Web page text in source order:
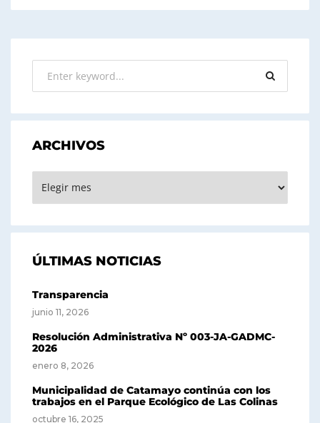
ARCHIVOS
ÚLTIMAS NOTICIAS
Transparencia
junio 11, 2026
Resolución Administrativa Nº 003-JA-GADMC-
2026
enero 8, 2026
Municipalidad de Catamayo continúa con los
trabajos en el Parque Ecológico de Las Colinas
octubre 16, 2025